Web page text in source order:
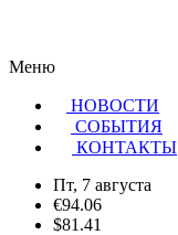
Меню
НОВОСТИ
CОБЫТИЯ
КОНТАКТЫ
Пт, 7 августа
€94.06
$81.41